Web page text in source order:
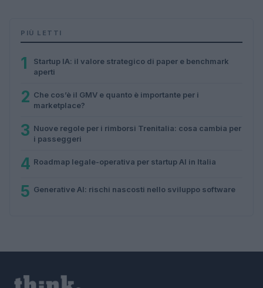
PIÙ LETTI
1
Startup IA: il valore strategico di paper e benchmark
aperti
2 Che cos’è il GMV e quanto è importante per i
marketplace?
3 Nuove regole per i rimborsi Trenitalia: cosa cambia per
i passeggeri
4 Roadmap legale-operativa per startup AI in Italia
5 Generative AI: rischi nascosti nello sviluppo software